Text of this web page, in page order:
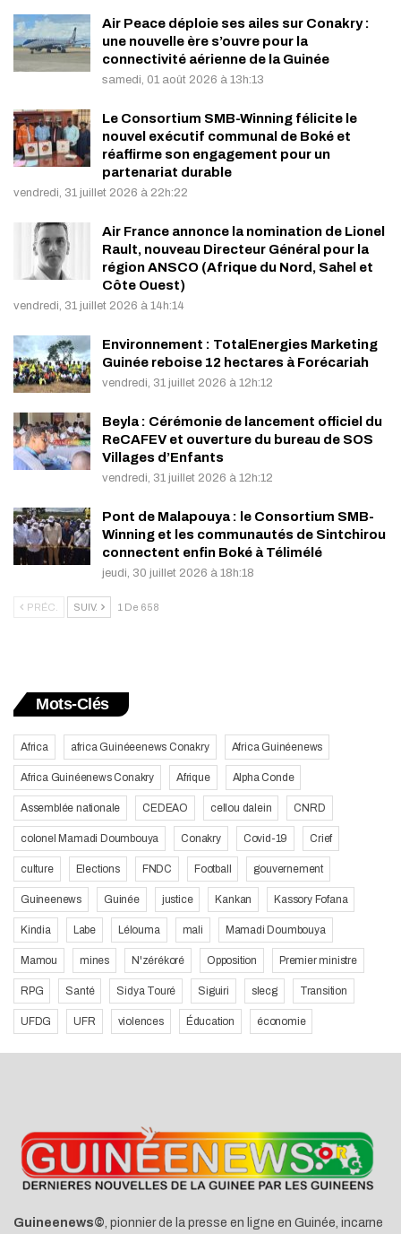
Air Peace déploie ses ailes sur Conakry :
une nouvelle ère s’ouvre pour la
connectivité aérienne de la Guinée
samedi, 01 août 2026 à 13h:13
Le Consortium SMB-Winning félicite le
nouvel exécutif communal de Boké et
réaffirme son engagement pour un
partenariat durable
vendredi, 31 juillet 2026 à 22h:22
Air France annonce la nomination de Lionel
Rault, nouveau Directeur Général pour la
région ANSCO (Afrique du Nord, Sahel et
Côte Ouest)
vendredi, 31 juillet 2026 à 14h:14
Environnement : TotalEnergies Marketing
Guinée reboise 12 hectares à Forécariah
vendredi, 31 juillet 2026 à 12h:12
Beyla : Cérémonie de lancement officiel du
ReCAFEV et ouverture du bureau de SOS
Villages d’Enfants
vendredi, 31 juillet 2026 à 12h:12
Pont de Malapouya : le Consortium SMB-
Winning et les communautés de Sintchirou
connectent enfin Boké à Télimélé
jeudi, 30 juillet 2026 à 18h:18
PRÉC. SUIV. 1 De 658
Mots-Clés
Africa africa Guinéeenews Conakry Africa Guinéenews
Africa Guinéenews Conakry Afrique Alpha Conde
Assemblée nationale CEDEAO cellou dalein CNRD
colonel Mamadi Doumbouya Conakry Covid-19 Crief
culture Elections FNDC Football gouvernement
Guineenews Guinée justice Kankan Kassory Fofana
Kindia Labe Lélouma mali Mamadi Doumbouya
Mamou mines N'zérékoré Opposition Premier ministre
RPG Santé Sidya Touré Siguiri slecg Transition
UFDG UFR violences Éducation économie
Guineenews© , pionnier de la presse en ligne en Guinée, incarne